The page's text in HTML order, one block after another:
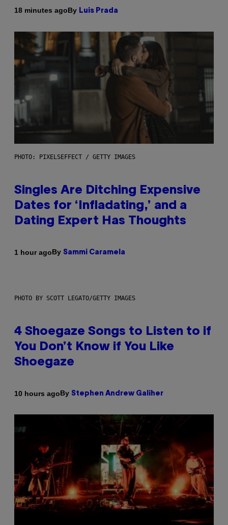
18 minutes agoBy Luis Prada
PHOTO: PIXELSEFFECT / GETTY IMAGES
Singles Are Ditching Expensive
Dates for ‘Infladating,’ and a
Dating Expert Has Thoughts
1 hour agoBy Sammi Caramela
PHOTO BY SCOTT LEGATO/GETTY IMAGES
4 Shoegaze Songs to Listen to if
You Don’t Know if You Like
Shoegaze
10 hours agoBy Stephen Andrew Galiher